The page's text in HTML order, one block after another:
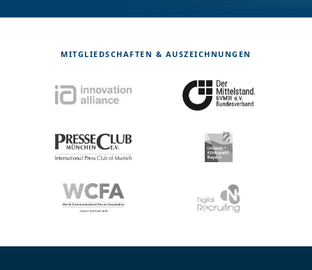
MITGLIEDSCHAFTEN & AUSZEICHNUNGEN